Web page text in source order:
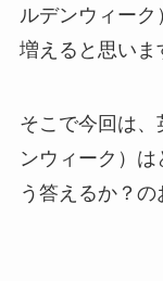
ルデンウィー
増えると思いま
そこで今回は
ンウィーク）
う答えるか？の